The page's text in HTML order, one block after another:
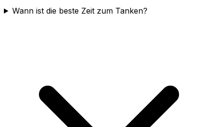
Wann ist die beste Zeit zum Tanken?